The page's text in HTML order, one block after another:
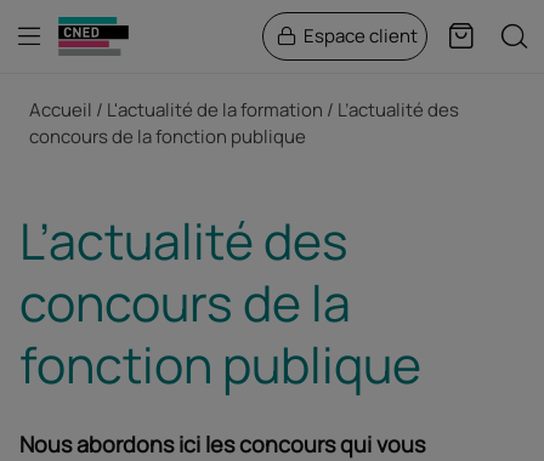
Menu Espace client Panier
Accueil L'actualité de la formation
L’actualité des
concours de la fonction publique
L’actualité des
concours de la
fonction publique
Nous abordons ici les concours qui vous